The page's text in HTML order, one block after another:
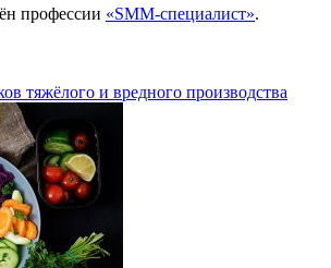
профессии «SMM-специалист».
тяжёлого и вредного производства